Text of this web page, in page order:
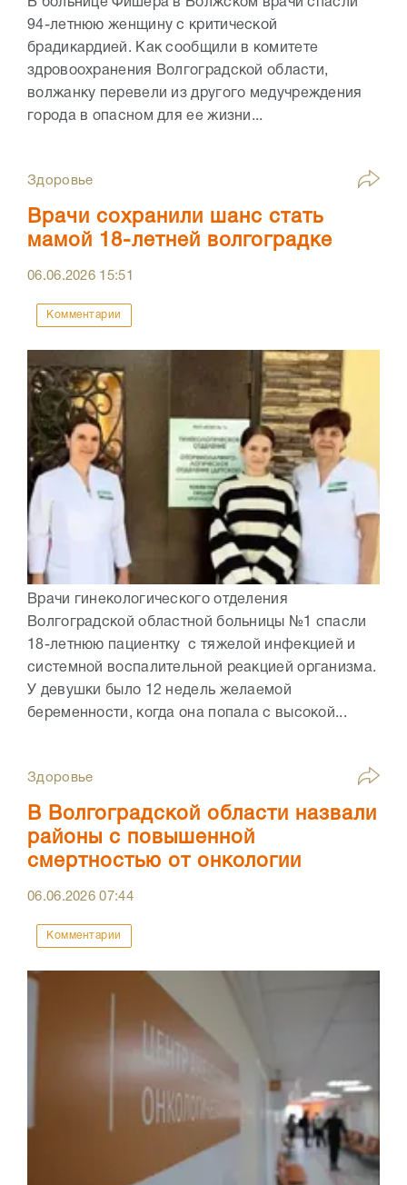
В больнице Фишера в Волжском врачи спасли
94-летнюю женщину с критической
брадикардией. Как сообщили в комитете
здровоохранения Волгоградской области,
волжанку перевели из другого медучреждения
города в опасном для ее жизни...
Здоровье
Врачи сохранили шанс стать
мамой 18-летней волгоградке
06.06.2026 15:51
Комментарии
Врачи гинекологического отделения
Волгоградской областной больницы №1 спасли
18-летнюю пациентку с тяжелой инфекцией и
системной воспалительной реакцией организма.
У девушки было 12 недель желаемой
беременности, когда она попала с высокой...
Здоровье
В Волгоградской области назвали
районы с повышенной
смертностью от онкологии
06.06.202607:44
Комментарии